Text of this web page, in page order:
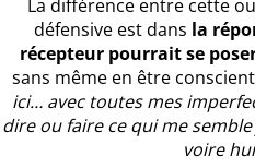
La différence entre cette
défensive est dans la
récepteur pourrait se
sans même en être
ici… avec toutes mes
dire ou faire ce qui me
voire